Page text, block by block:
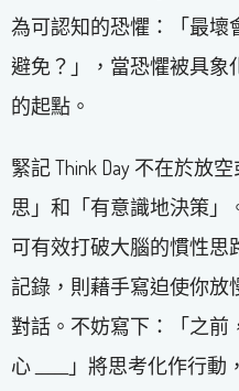
為可認知的恐懼：「最壞
避免？」，當恐懼被具象
的起點。
緊記 Think Day 不在於放
思」和「有意識地決策」
可有效打破大腦的慣性思
記錄，則藉手寫迫使你放
對話。不妨寫下：「之前
心 _____」將思考化作行